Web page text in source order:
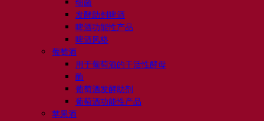
细菌
发酵助剂啤酒
啤酒功能性产品
啤酒风格
葡萄酒
用于葡萄酒的干活性酵母
酶
葡萄酒发酵助剂
葡萄酒功能性产品
苹果酒